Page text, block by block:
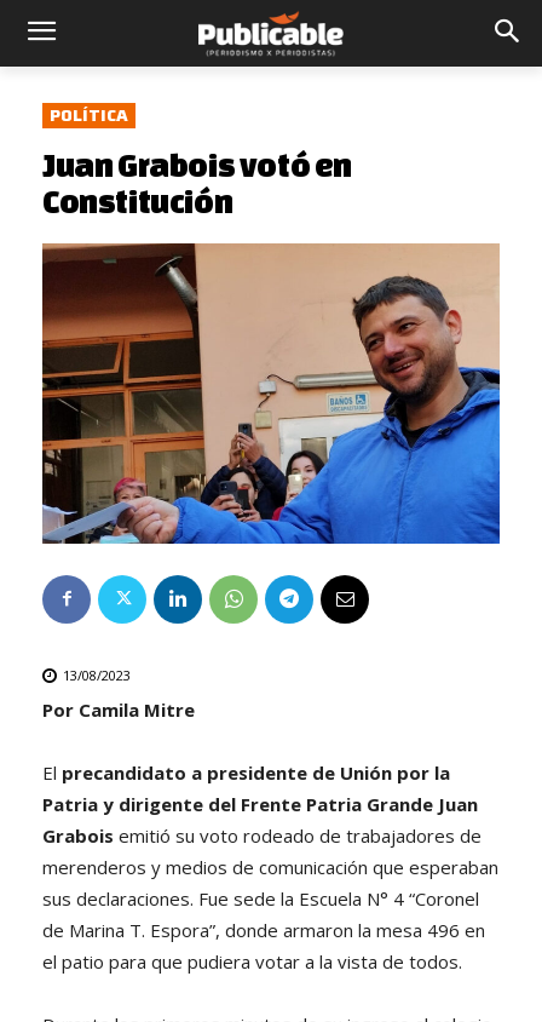
POLÍTICA
Juan Grabois votó en
Constitución
13/08/2023
Por Camila Mitre
El precandidato a presidente de Unión por la
Patria y dirigente del Frente Patria Grande Juan
Grabois emitió su voto rodeado de trabajadores de
merenderos y medios de comunicación que esperaban
sus declaraciones. Fue sede la Escuela N° 4 “Coronel
de Marina T. Espora”, donde armaron la mesa 496 en
el patio para que pudiera votar a la vista de todos.